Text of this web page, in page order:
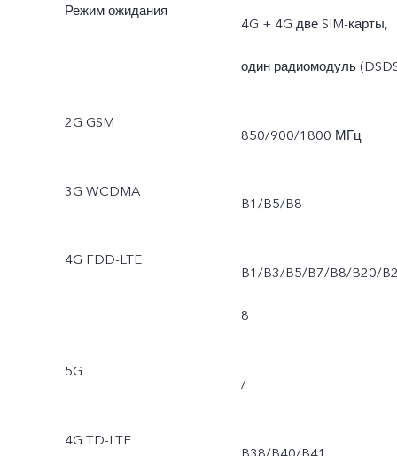
Режим ожидания
4G + 4G две SIM-карты,
один радиомодуль
2G GSM
850/900/1800 МГц
3G WCDMA
B1/B5/B8
4G FDD-LTE
B1/B3/B5/B7/B8/B20/
8
5G
/
4G TD-LTE